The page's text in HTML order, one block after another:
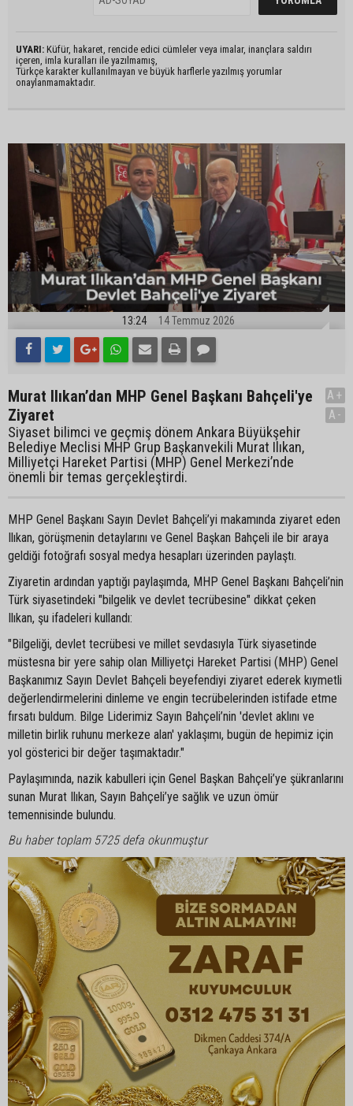
UYARI: Küfür, hakaret, rencide edici cümleler veya imalar, inançlara saldırı
içeren, imla kuralları ile yazılmamış,
Türkçe karakter kullanılmayan ve büyük harflerle yazılmış yorumlar
onaylanmamaktadır.
13:24 14 Temmuz 2026
Murat Ilıkan’dan MHP Genel Başkanı Bahçeli'ye
Ziyaret
Siyaset bilimci ve geçmiş dönem Ankara Büyükşehir
Belediye Meclisi MHP Grup Başkanvekili Murat Ilıkan,
Milliyetçi Hareket Partisi (MHP) Genel Merkezi’nde
önemli bir temas gerçekleştirdi.
A+
A-
MHP Genel Başkanı Sayın Devlet Bahçeli’yi makamında ziyaret eden
Ilıkan, görüşmenin detaylarını ve Genel Başkan Bahçeli ile bir araya
geldiği fotoğrafı sosyal medya hesapları üzerinden paylaştı.
Ziyaretin ardından yaptığı paylaşımda, MHP Genel Başkanı Bahçeli’nin
Türk siyasetindeki "bilgelik ve devlet tecrübesine" dikkat çeken
Ilıkan, şu ifadeleri kullandı:
"Bilgeliği, devlet tecrübesi ve millet sevdasıyla Türk siyasetinde
müstesna bir yere sahip olan Milliyetçi Hareket Partisi (MHP) Genel
Başkanımız Sayın Devlet Bahçeli beyefendiyi ziyaret ederek kıymetli
değerlendirmelerini dinleme ve engin tecrübelerinden istifade etme
fırsatı buldum. Bilge Liderimiz Sayın Bahçeli’nin 'devlet aklını ve
milletin birlik ruhunu merkeze alan' yaklaşımı, bugün de hepimiz için
yol gösterici bir değer taşımaktadır."
Paylaşımında, nazik kabulleri için Genel Başkan Bahçeli’ye şükranlarını
sunan Murat Ilıkan, Sayın Bahçeli’ye sağlık ve uzun ömür
temennisinde bulundu.
Bu haber toplam 5725 defa okunmuştur